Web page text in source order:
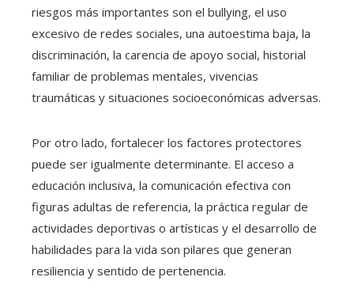
riesgos más importantes son el bullying, el uso
excesivo de redes sociales, una autoestima baja, la
discriminación, la carencia de apoyo social, historial
familiar de problemas mentales, vivencias
traumáticas y situaciones socioeconómicas adversas.
Por otro lado, fortalecer los factores protectores
puede ser igualmente determinante. El acceso a
educación inclusiva, la comunicación efectiva con
figuras adultas de referencia, la práctica regular de
actividades deportivas o artísticas y el desarrollo de
habilidades para la vida son pilares que generan
resiliencia y sentido de pertenencia.